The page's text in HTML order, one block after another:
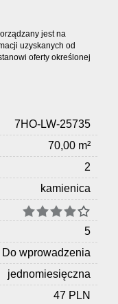
jest na
uzyskanych od
oferty określonej
7HO-LW-25735
70,00 m²
2
kamienica
5
Do wprowadzenia
jednomiesięczna
47 PLN